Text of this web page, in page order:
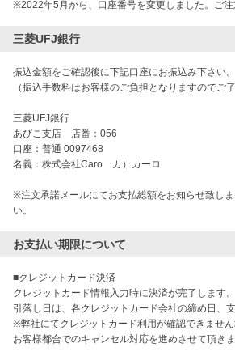
※2022年5月から、口座番号を変更しました。ご注
三菱UFJ銀行
振込金額をご確認後に下記口座にお振込み下さい。
（振込手数料はお客様のご負担となりますのでご
三菱UFJ銀行
あびこ支店 店番：056
口座：普通 0097468
名義：株式会社Caro カ）カーロ
※注文承諾メールにてお支払総額をお知らせ致し
い。
お支払い期限について
■クレジットカード決済
クレジットカード情報入力時に決済が完了します。
引落し日は、各クレジットカード会社の締め日、
※弊社にてクレジットカード利用が確認できません
お客様都合でのキャンセル対応を進めさせて頂き